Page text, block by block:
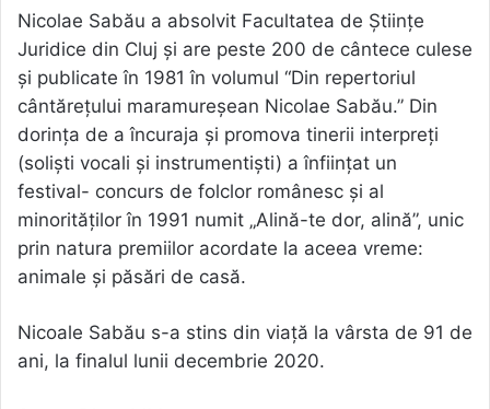
Nicolae Sabău a absolvit Facultatea de Ştiinţe
Juridice din Cluj şi are peste 200 de cântece culese
şi publicate în 1981 în volumul “Din repertoriul
cântăreţului maramureşean Nicolae Sabău.” Din
dorinţa de a încuraja şi promova tinerii interpreţi
(solişti vocali şi instrumentişti) a înfiinţat un
festival- concurs de folclor românesc şi al
minorităţilor în 1991 numit „Alină-te dor, alină”, unic
prin natura premiilor acordate la aceea vreme:
animale şi păsări de casă.
Nicoale Sabău s-a stins din viață la vârsta de 91 de
ani, la finalul lunii decembrie 2020.